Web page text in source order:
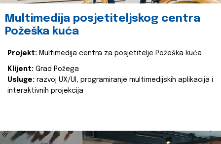
Multimedija posjetiteljskog centra
Požeška kuća
Projekt: Multimedija centra za posjetitelje Požeška kuća
Klijent: Grad Požega
Usluge: razvoj UX/UI, programiranje multimedijskih aplikacija i
interaktivnih projekcija